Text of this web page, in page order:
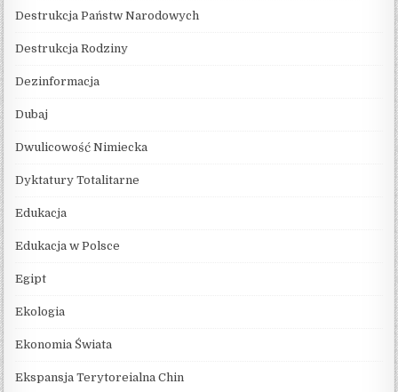
Destrukcja Państw Narodowych
Destrukcja Rodziny
Dezinformacja
Dubaj
Dwulicowość Nimiecka
Dyktatury Totalitarne
Edukacja
Edukacja w Polsce
Egipt
Ekologia
Ekonomia Świata
Ekspansja Terytoreialna Chin